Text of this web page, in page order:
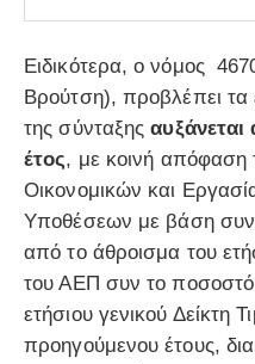
Ειδικότερα, ο νόμος
Βρούτση), προβλέπει
της σύνταξηςαυξάνεται
έτος, με κοινή
Οικονομικών και
Υποθέσεων με βάση
από το άθροισμα του
του ΑΕΠ συν το
ετήσιου γενικού Δείκτη
προηγούμενου έτους,